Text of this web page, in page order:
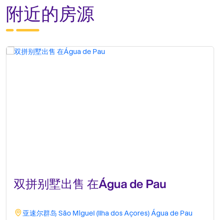
附近的房源
双拼别墅出售 在Água de Pau
亚速尔群岛 São Miguel (Ilha dos Açores) Água de Pau